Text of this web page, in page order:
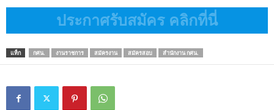
ประกาศรับสมัคร คลิกที่นี่
แท็ก กศน. งานราชการ สมัครงาน สมัครสอบ สำนักงาน กศน.